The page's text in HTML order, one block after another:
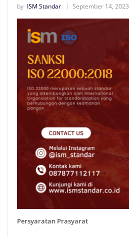
by ISM Standar September 14, 2023
Persyaratan Prasyarat